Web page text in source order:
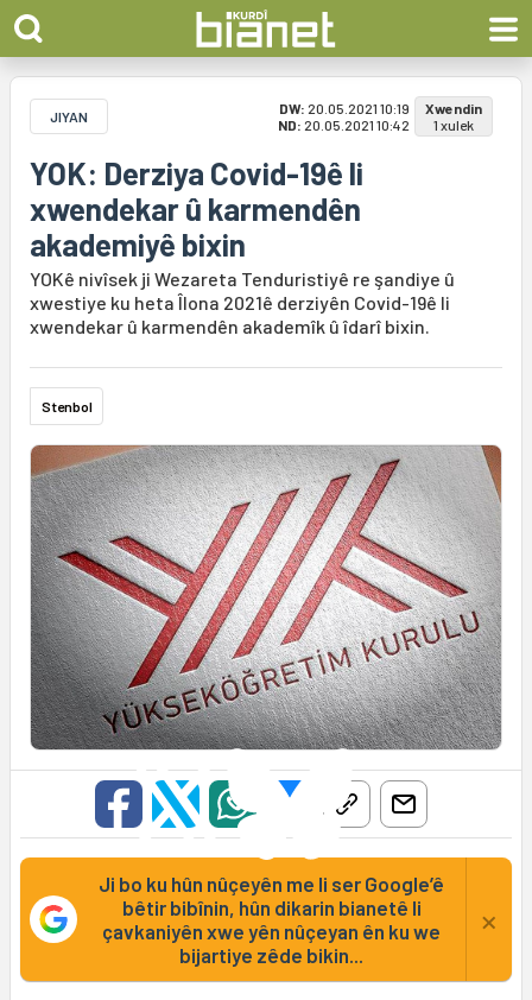
JIYAN DW: 20.05.2021 10:19
ND: 20.05.2021 10:42
Xwendin
1 xulek
YOK: Derziya Covid-19ê li
xwendekar û karmendên
akademiyê bixin
YOKê nivîsek ji Wezareta Tenduristiyê re şandiye û
xwestiye ku heta Îlona 2021ê derziyên Covid-19ê li
xwendekar û karmendên akademîk û îdarî bixin.
Stenbol
Ji bo ku hûn nûçeyên me li ser Google’ê
bêtir bibînin, hûn dikarin bianetê li
çavkaniyên xwe yên nûçeyan ên ku we
bijartiye zêde bikin...
×